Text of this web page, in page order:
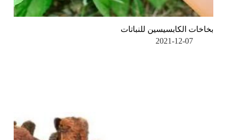
بخاخات الكابسيسين للنباتات
2021-12-07